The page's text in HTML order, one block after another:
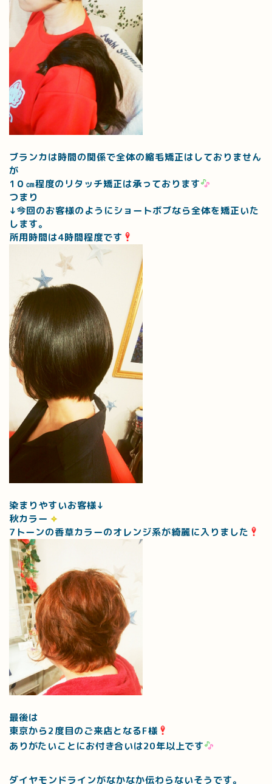
ブランカは時間の関係で全体の縮毛矯正はしておりません
が
1０㎝程度のリタッチ矯正は承っております
つまり
↓今回のお客様のようにショートボブなら全体を矯正いた
します。
所用時間は4時間程度です
染まりやすいお客様↓
秋カラー
7トーンの香草カラーのオレンジ系が綺麗に入りました
最後は
東京から2度目のご来店となるF様
ありがたいことにお付き合いは20年以上です
ダイヤモンドラインがなかなか伝わらないそうです。